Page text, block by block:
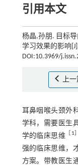
引用本文
杨晶,孙朋. 目标
学习效果的影响
DOI:10.3969/
上
耳鼻咽喉头颈外
学科，需要医生
学的临床思维 ［ 1］
强的临床思维，
方案。带教医生